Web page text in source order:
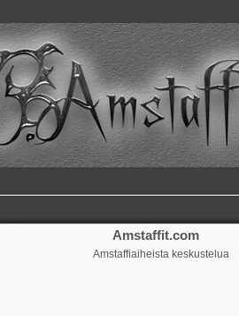
Amstaffit.com
Amstaffiaiheista keskustelua